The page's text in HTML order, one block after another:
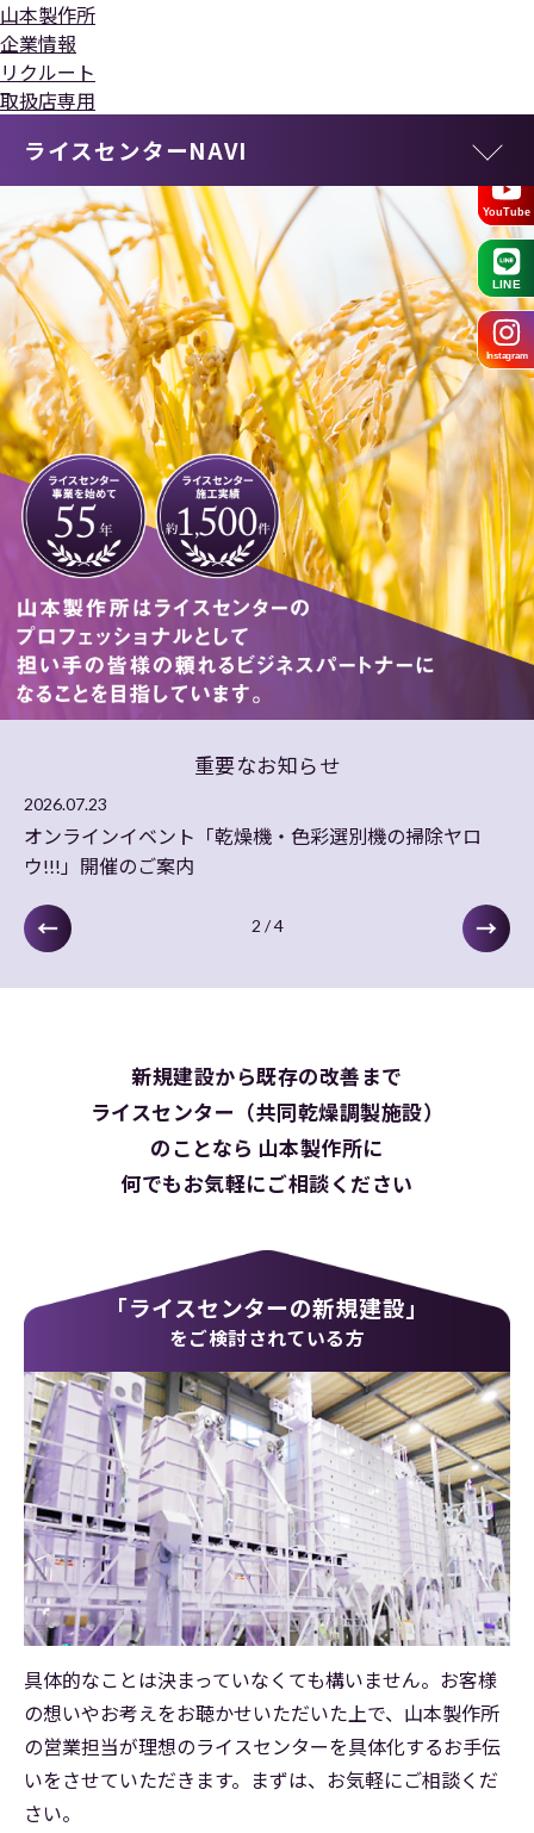
山本製作所
企業情報
リクルート
取扱店専用
ライスセンターNAVI
YouTube
LINE
Instagram
重要なお知らせ
2026.07.23
オンラインイベント「乾燥機・色彩選別機の掃除ヤロ
ウ!!!」開催のご案内
2 /4
新規建設から既存の改善まで
ライスセンター（共同乾燥調製施設）
のことなら 山本製作所に
何でもお気軽にご相談ください
「ライスセンターの新規建設」
をご検討されている方
具体的なことは決まっていなくても構いません。お客様
の想いやお考えをお聴かせいただいた上で、山本製作所
の営業担当が理想のライスセンターを具体化するお手伝
いをさせていただきます。まずは、お気軽にご相談くだ
さい。